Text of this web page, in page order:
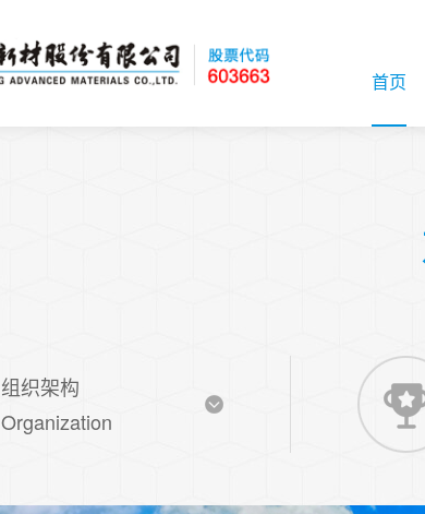
首页
组织架构
Organization